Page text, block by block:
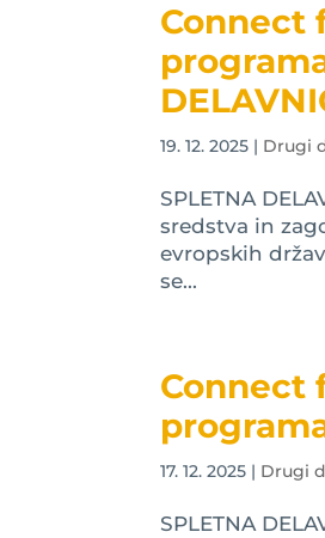
Connect
19. 12. 2025 | Drugi
SPLETNA
sredstva in
evropskih
se...
Connect
17. 12. 2025 | Drugi
SPLETNA